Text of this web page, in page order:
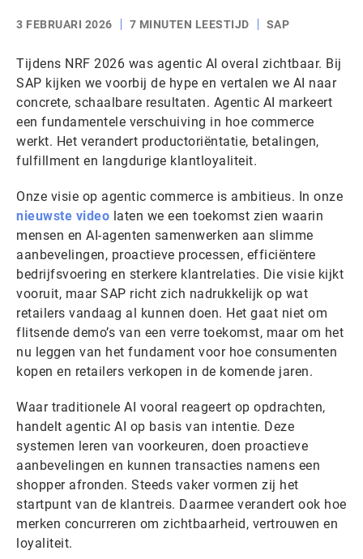
3 FEBRUARI 2026 7 MINUTEN LEESTIJD SAP
Tijdens NRF 2026 was agentic AI overal zichtbaar. Bij
SAP kijken we voorbij de hype en vertalen we AI naar
concrete, schaalbare resultaten. Agentic AI markeert
een fundamentele verschuiving in hoe commerce
werkt. Het verandert productoriëntatie, betalingen,
fulfillment en langdurige klantloyaliteit.
Onze visie op agentic commerce is ambitieus. In onze
nieuwste video laten we een toekomst zien waarin
mensen en AI-agenten samenwerken aan slimme
aanbevelingen, proactieve processen, efficiëntere
bedrijfsvoering en sterkere klantrelaties. Die visie kijkt
vooruit, maar SAP richt zich nadrukkelijk op wat
retailers vandaag al kunnen doen. Het gaat niet om
flitsende demo’s van een verre toekomst, maar om het
nu leggen van het fundament voor hoe consumenten
kopen en retailers verkopen in de komende jaren.
Waar traditionele AI vooral reageert op opdrachten,
handelt agentic AI op basis van intentie. Deze
systemen leren van voorkeuren, doen proactieve
aanbevelingen en kunnen transacties namens een
shopper afronden. Steeds vaker vormen zij het
startpunt van de klantreis. Daarmee verandert ook hoe
merken concurreren om zichtbaarheid, vertrouwen en
loyaliteit.